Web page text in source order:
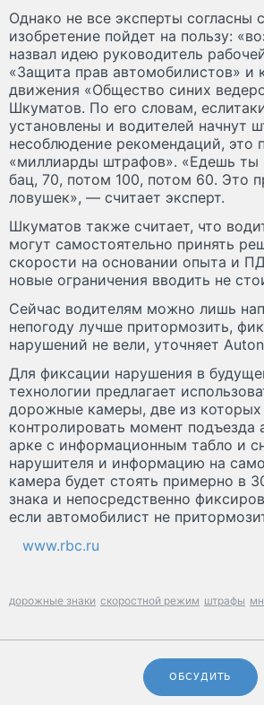
Однако не все эксперты согласны
изобретение пойдет на пользу:
назвал идею руководитель
«Защита прав автомобилистов» и
движения «Общество синих
Шкуматов. По его словам,
установлены и водителей начнут
несоблюдение рекомендаций, это
«миллиарды штрафов». «Едешь
бац, 70, потом 100, потом 60. Это
ловушек», — считает эксперт.
Шкуматов также считает, что
могут самостоятельно принять
скорости на основании опыта и
новые ограничения вводить не
Сейчас водителям можно лишь
непогоду лучше притормозить,
нарушений не вели, уточняет
Для фиксации нарушения в
технологии предлагает
дорожные камеры, две из которых
контролировать момент подъезда
арке с информационным табло и
нарушителя и информацию на
камера будет стоять примерно в
знака и непосредственно
если автомобилист не
www.rbc.ru
дорожные знаки скоростной режим штрафы
ОБСУДИТЬ